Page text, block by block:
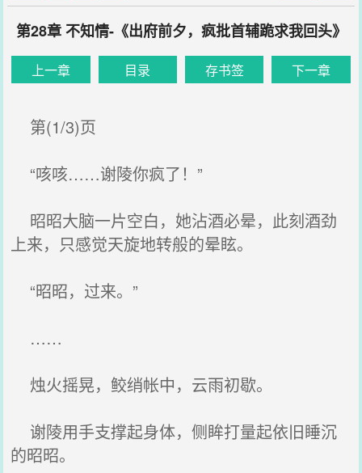
第28章 不知情-《出府前夕，疯批首辅跪求我回头》
上一章 目录 存书签 下一章
第(1/3)页
“咳咳……谢陵你疯了！”
昭昭大脑一片空白，她沾酒必晕，此刻酒劲
上来，只感觉天旋地转般的晕眩。
“昭昭，过来。”
……
烛火摇晃，鲛绡帐中，云雨初歇。
谢陵用手支撑起身体，侧眸打量起依旧睡沉
的昭昭。